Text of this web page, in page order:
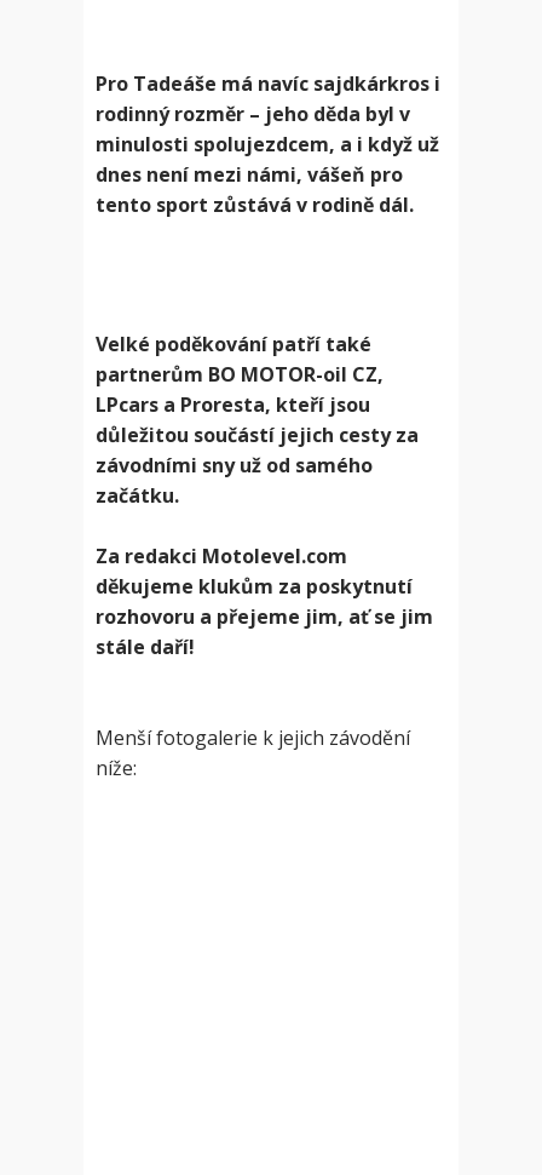
Pro Tadeáše má navíc sajdkárkros i
rodinný rozměr – jeho děda byl v
minulosti spolujezdcem, a i když už
dnes není mezi námi, vášeň pro
tento sport zůstává v rodině dál.
Velké poděkování patří také
partnerům BO MOTOR-oil CZ,
LPcars a Proresta, kteří jsou
důležitou součástí jejich cesty za
závodními sny už od samého
začátku.
Za redakci Motolevel.com
děkujeme klukům za poskytnutí
rozhovoru a přejeme jim, ať se jim
stále daří!
Menší fotogalerie k jejich závodění
níže: